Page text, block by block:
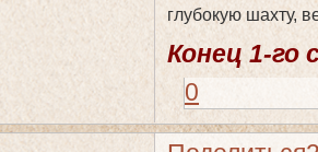
глубокую шахту,
Конец 1-го
0